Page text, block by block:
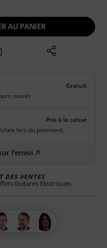
AU PANIER
Gratuit
ouvrés
Prix à la caisse
lors du paiement.
l'envoi
DES VENTES
Guitares Electriques